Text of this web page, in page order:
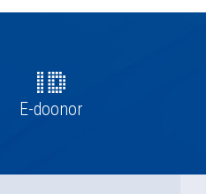
E-doonor